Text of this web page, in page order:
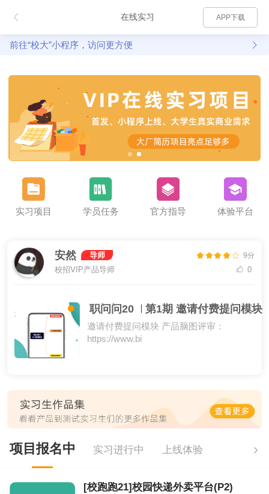
在线实习 APP下载
前往“校大”小程序，访问更方便
实习项目 学员任务 官方指导 体验平台
安然
导师
校招VIP产品导师
9分
0
职问问20 第1期 邀请付费提问模块
邀请付费提问模块 产品脑图评审：
https://www.bi
项目报名中 实习进行中 上线体验
[校跑跑21]校园快递外卖平台(P2)